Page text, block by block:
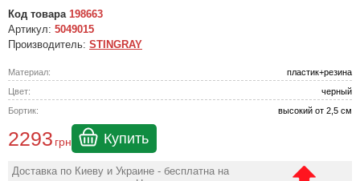
Код товара 198663
Артикул: 5049015
Производитель: STINGRAY
Материал:
пластик+резина
Цвет:
черный
Бортик:
высокий от 2,5 см
2293 грн Купить
Доставка по Киеву и Украине - бесплатна на